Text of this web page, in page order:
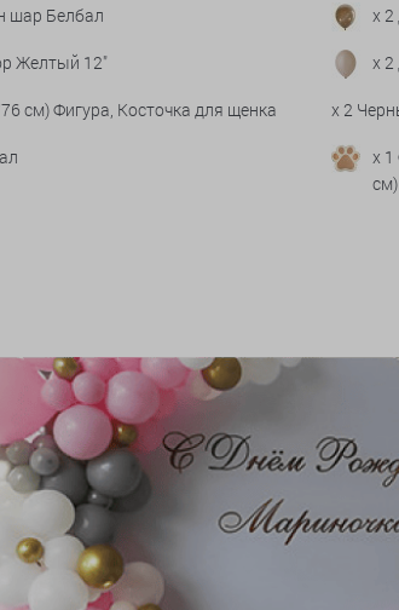
шар Белбал x 2
Желтый 12" x 2
см) Фигура, Косточка для щенка x 2
x
см)